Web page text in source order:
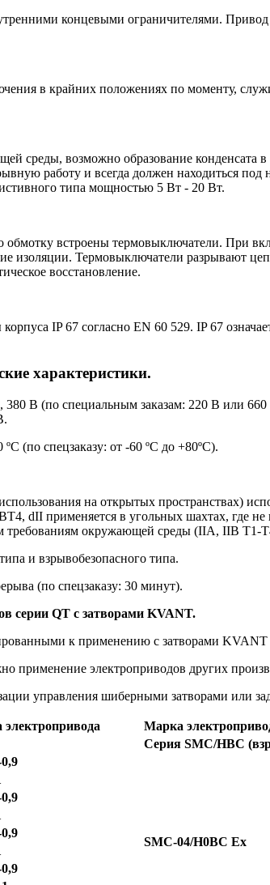
концевыми ограничителями.
в крайних положениях по моменту,
среды, возможно образование конденсата
работу и всегда должен находиться
типа мощностью 5 Вт - 20 Вт.
обмотку встроены термовыключатели.
изоляции. Термовыключатели разрывают
восстановление.
IP 67 согласно EN 60 529. IP 67
характеристики.
В (по специальным заказам: 220 В или
(по спецзаказу: от -60 ºС до +80ºС).
на открытых пространствах)
dII применяется в угольных шахтах, где
требованиям окружающей среды (IIA, IIB T1-
и взрывобезопасного типа.
(по спецзаказу: 30 минут).
серии QT с затворами KVANT.
к применению с затворами
применение электроприводов других
управления шиберными затворами или
Марка
Серия SMC/HBC
SMC-04/H0BC Ex